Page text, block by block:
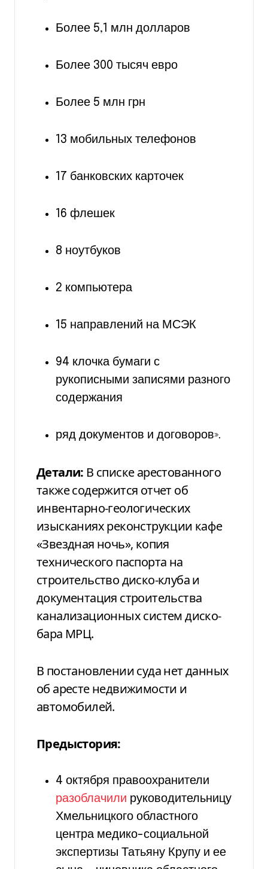
Более 5,1 млн долларов
Более 300 тысяч евро
Более 5 млн грн
13 мобильных телефонов
17 банковских карточек
16 флешек
8 ноутбуков
2 компьютера
15 направлений на МСЭК
94 клочка бумаги с
рукописными записями разного
содержания
ряд документов и договоров».
Детали: В списке арестованного
также содержится отчет об
инвентарно-геологических
изысканиях реконструкции кафе
«Звездная ночь», копия
технического паспорта на
строительство диско-клуба и
документация строительства
канализационных систем диско-
бара МРЦ.
В постановлении суда нет данных
об аресте недвижимости и
автомобилей.
Предыстория:
4 октября правоохранители
разоблачили руководительницу
Хмельницкого областного
центра медико-социальной
экспертизы Татьяну Крупу и ее